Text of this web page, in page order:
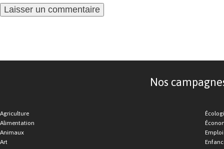
Nos
Agriculture
Alimentation
Animaux
Art
Emploi